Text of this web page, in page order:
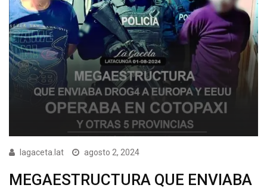
lagaceta.lat agosto 2, 2024
MEGAESTRUCTURA QUE ENVIABA